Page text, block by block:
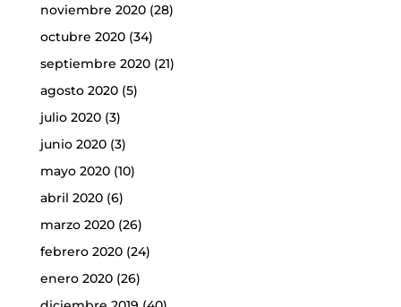
noviembre 2020(28)
octubre 2020(34)
septiembre 2020(21)
agosto 2020(5)
julio 2020(3)
junio 2020(3)
mayo 2020(10)
abril 2020(6)
marzo 2020(26)
febrero 2020(24)
enero 2020(26)